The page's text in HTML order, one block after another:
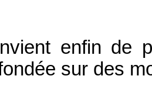
enfin de
sur des